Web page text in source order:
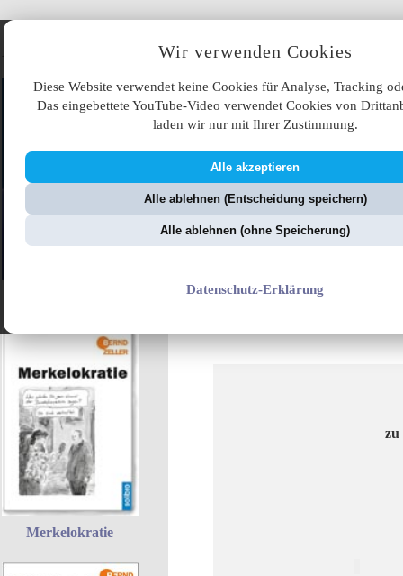
Wir verwenden Cookies
Diese Website verwendet keine Cookies für Analyse, Tracking
Das eingebettete YouTube-Video verwendet Cookies von
laden wir nur mit Ihrer Zustimmung.
Alle akzeptieren
Alle ablehnen (Entscheidung speichern)
Alle ablehnen (ohne Speicherung)
Datenschutz-Erklärung
Angebote
Merkelokratie
zu